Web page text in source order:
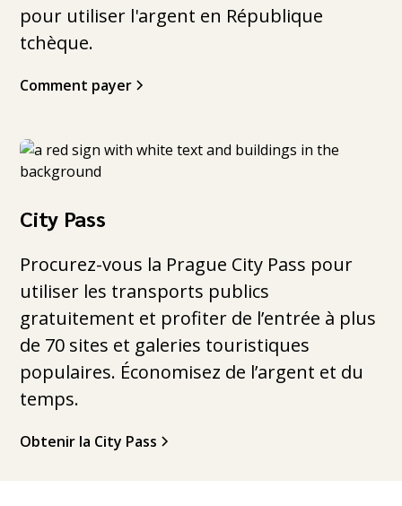
pour utiliser l'argent en République
tchèque.
Comment payer
City Pass
Procurez-vous la Prague City Pass pour
utiliser les transports publics
gratuitement et profiter de l’entrée à plus
de 70 sites et galeries touristiques
populaires. Économisez de l’argent et du
temps.
Obtenir la City Pass